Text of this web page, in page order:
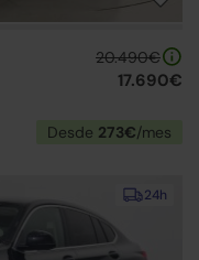
20.490€
17.690€
Desde 273€/mes
24h